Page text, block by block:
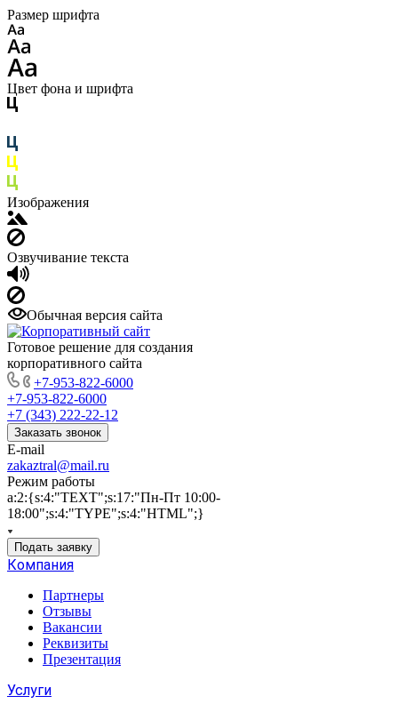
Размер шрифта
Цвет фона и шрифта
Изображения
Озвучивание текста
Обычная версия сайта
Готовое решение для создания
корпоративного сайта
+7-953-822-6000
+7-953-822-6000
+7 (343) 222-22-12
Заказать звонок
E-mail
zakaztral@mail.ru
Режим работы
a:2:{s:4:"TEXT";s:17:"Пн-Пт 10:00-
18:00";s:4:"TYPE";s:4:"HTML";}
Подать заявку
Компания
Партнеры
Отзывы
Вакансии
Реквизиты
Презентация
Услуги